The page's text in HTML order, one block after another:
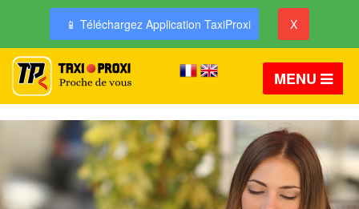
📱 Téléchargez Application TaxiProxi X
MENU